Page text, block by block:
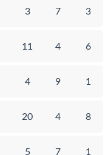
3 7 3
11 4 6
4 9 1
20 4 8
5 7 1